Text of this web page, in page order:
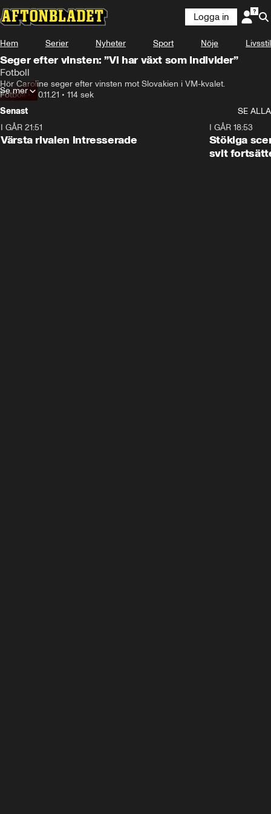
Logga in
Hem Serier Nyheter Sport Nöje Livsstil
Seger efter vinsten: ”Vi har växt som individer”
Fotboll
Hör Caroline seger efter vinsten mot Slovakien i VM-kvalet.
Fotboll•30.11.21 • 114 sek
Se mer
Senast
SE ALLA
I GÅR 21:51
Värsta rivalen intresserade
I GÅR 18:53
Stökiga
svit